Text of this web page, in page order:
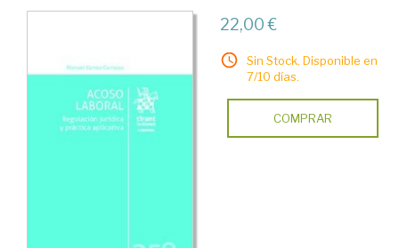
Social
Seguridad
Social
22,00 €
Sin Stock. Disponible en
7/10 días.
COMPRAR